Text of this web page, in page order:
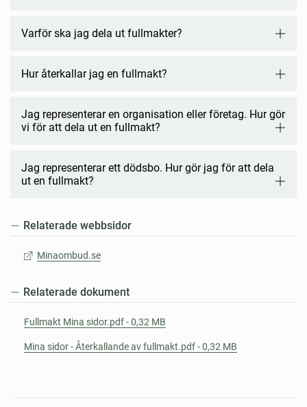
Varför ska jag dela ut fullmakter?
Hur återkallar jag en fullmakt?
Jag representerar en organisation eller företag. Hur gör
vi för att dela ut en fullmakt?
Jag representerar ett dödsbo. Hur gör jag för att dela
ut en fullmakt?
Relaterade webbsidor
Minaombud.se
Relaterade dokument
Fullmakt Mina sidor.pdf - 0,32 MB
Mina sidor - Återkallande av fullmakt.pdf - 0,32 MB